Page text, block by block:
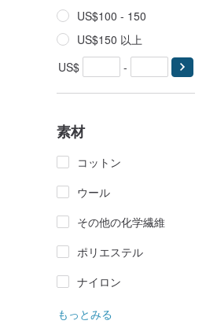
US$100 - 150
US$150 以上
US$
-
素材
コットン
ウール
その他の化学繊維
ポリエステル
ナイロン
もっとみる